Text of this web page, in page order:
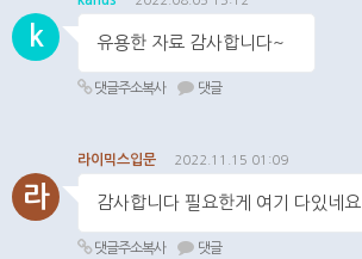
k 유용한 자료 감사합니다~
댓글주소복사 댓글
라
라이믹스입문 2022.11.15 01:09
감사합니다 필요한게 여기 다있네요
댓글주소복사 댓글